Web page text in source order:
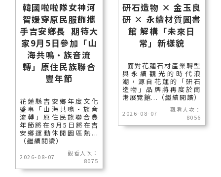
韓國啦啦隊女神河
智媛穿原民服飾攜
手吉安鄉長 期待大
家9月5日參加「山
海共鳴•族音流
轉」原住民族聯合
豐年節
花蓮縣吉安鄉年度文化
盛事「山海共鳴•族音
流轉」原住民族聯合豐
年節將在9月5日將在吉
安鄉運動休閒園區熱...
（繼續閱讀）
2026-08-07
觀看人次：
8075
研石造物 × 金玉良
研 × 永續材質圖書
館 解構「未來日
常」新樣貌
面對花蓮石材產業轉型
與永續觀光的時代浪
潮，源自花蓮的「研石
造物」品牌將再度於南
港展覽館...（繼續閱讀）
2026-08-07
觀看人次：
8056